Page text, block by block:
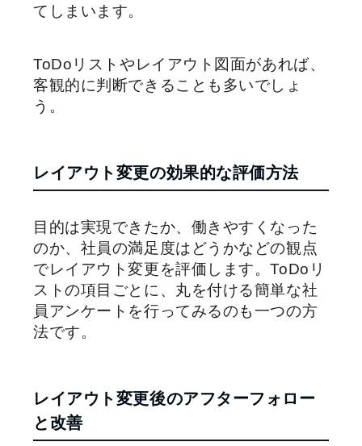
てしまいます。
ToDoリストやレイアウト図面があれば、
客観的に判断できることも多いでしょ
う。
レイアウト変更の効果的な評価方法
目的は実現できたか、働きやすくなった
のか、社員の満足度はどうかなどの観点
でレイアウト変更を評価します。ToDoリ
ストの項目ごとに、丸を付ける簡単な社
員アンケートを行ってみるのも一つの方
法です。
レイアウト変更後のアフターフォロー
と改善